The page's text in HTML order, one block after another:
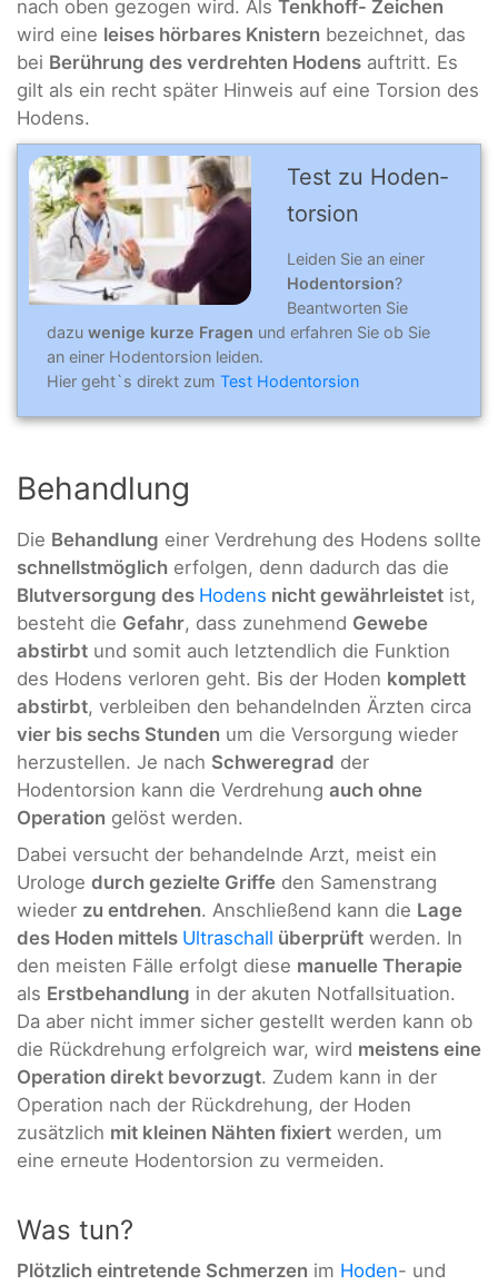
nach oben gezogen wird. Als Tenkhoff- Zeichen
wird eine leises hörbares Knistern bezeichnet, das
bei Berührung des verdrehten Hodens auftritt. Es
gilt als ein recht später Hinweis auf eine Torsion des
Hodens.
Test zu Hoden­
tor­sion
Leiden Sie an einer
Hodentorsion?
Beantworten Sie
dazu wenige kurze Fragen und erfahren Sie ob Sie
an einer Hodentorsion leiden.
Hier geht`s direkt zum Test Hodentorsion
Behandlung
Die Behandlung einer Verdrehung des Hodens sollte
schnellstmöglich erfolgen, denn dadurch das die
Blutversorgung des Hodens nicht gewährleistet ist,
besteht die Gefahr, dass zunehmend Gewebe
abstirbt und somit auch letztendlich die Funktion
des Hodens verloren geht. Bis der Hoden komplett
abstirbt, verbleiben den behandelnden Ärzten circa
vier bis sechs Stunden um die Versorgung wieder
herzustellen. Je nach Schweregrad der
Hodentorsion kann die Verdrehung auch ohne
Operation gelöst werden.
Dabei versucht der behandelnde Arzt, meist ein
Urologe durch gezielte Griffe den Samenstrang
wieder zu entdrehen. Anschließend kann die Lage
des Hoden mittels Ultraschall überprüft werden. In
den meisten Fälle erfolgt diese manuelle Therapie
als Erstbehandlung in der akuten Notfallsituation.
Da aber nicht immer sicher gestellt werden kann ob
die Rückdrehung erfolgreich war, wird meistens eine
Operation direkt bevorzugt. Zudem kann in der
Operation nach der Rückdrehung, der Hoden
zusätzlich mit kleinen Nähten fixiert werden, um
eine erneute Hodentorsion zu vermeiden.
Was tun?
Plötzlich eintretende Schmerzen im Hoden- und